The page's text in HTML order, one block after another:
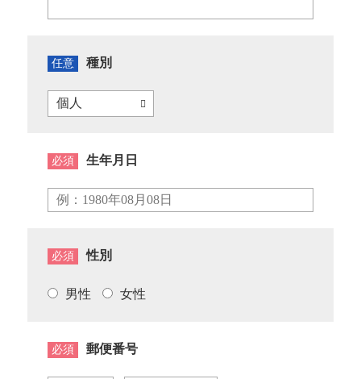
任意 種別
必須 生年月日
必須 性別
男性 女性
必須 郵便番号